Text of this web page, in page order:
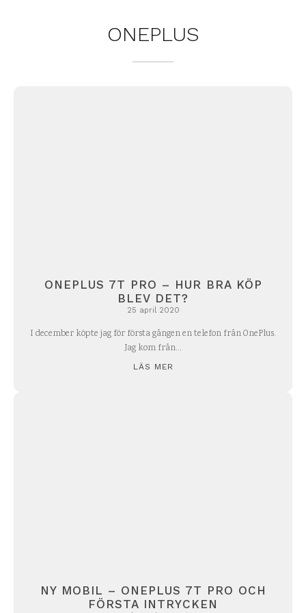
ONEPLUS
ONEPLUS 7T PRO – HUR BRA KÖP
BLEV DET?
25 april 2020
I december köpte jag för första gången en telefon från OnePlus.
Jag kom från...
LÄS MER
NY MOBIL – ONEPLUS 7T PRO OCH
FÖRSTA INTRYCKEN